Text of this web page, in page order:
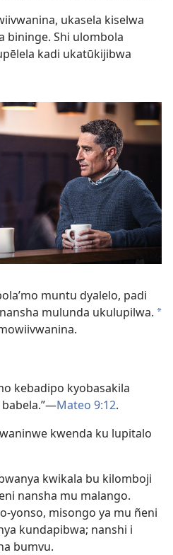
ukasela kiselwa
bininge. Shi ulombola
kadi ukatūkijibwa
muntu dyalelo, padi
mulunda ukulupilwa. a
kebadipo kyobasakila
Mateo 9:12.
kwenda ku lupitalo
kwikala bu kilomboji
nansha mu malango.
yonso, misongo ya mu ñeni
kundapibwa; nanshi i
bumvu.